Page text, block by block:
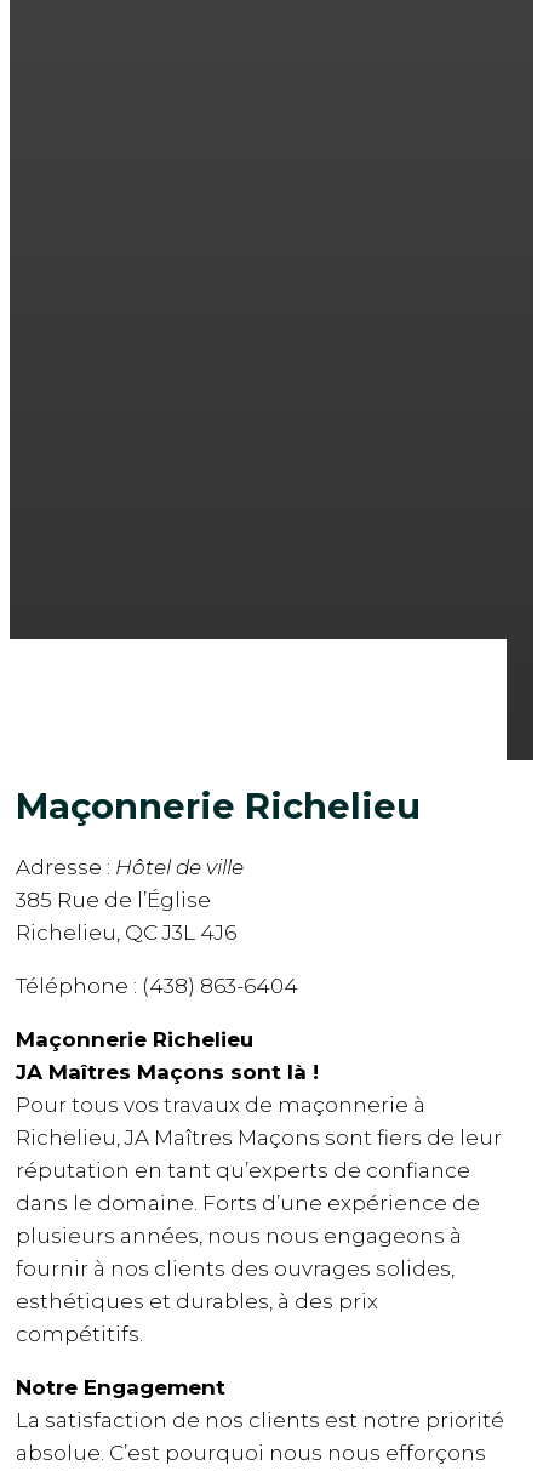
Maçonnerie Richelieu
Adresse : Hôtel de ville
385 Rue de l’Église
Richelieu, QC J3L 4J6
Téléphone : (438) 863-6404
Maçonnerie Richelieu
JA Maîtres Maçons sont là !
Pour tous vos travaux de maçonnerie à
Richelieu, JA Maîtres Maçons sont fiers de leur
réputation en tant qu’experts de confiance
dans le domaine. Forts d’une expérience de
plusieurs années, nous nous engageons à
fournir à nos clients des ouvrages solides,
esthétiques et durables, à des prix
compétitifs.
Notre Engagement
La satisfaction de nos clients est notre priorité
absolue. C’est pourquoi nous nous efforçons